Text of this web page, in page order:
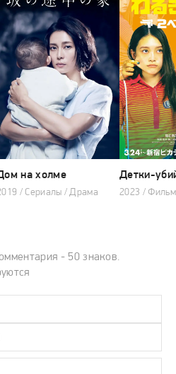
на холме
/ Сериалы / Драма
Детки-
- 50 знаков.